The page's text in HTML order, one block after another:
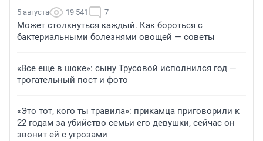
5 августа 19 541 7
Может столкнуться каждый. Как бороться с
бактериальными болезнями овощей — советы
«Все еще в шоке»: сыну Трусовой исполнился год —
трогательный пост и фото
«Это тот, кого ты травила»: прикамца приговорили к
22 годам за убийство семьи его девушки, сейчас он
звонит ей с угрозами